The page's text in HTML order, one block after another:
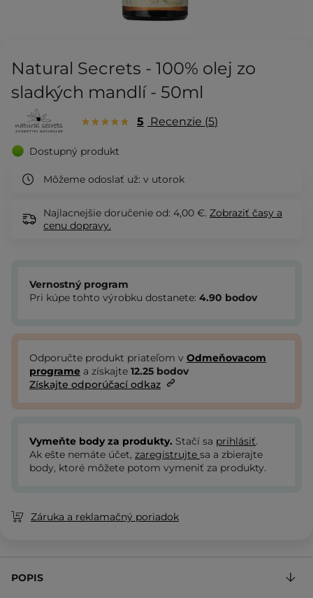
Natural Secrets - 100% olej zo
sladkých mandlí - 50ml
5 Recenzie 5
Dostupný produkt
Môžeme odoslať už: v utorok
Najlacnejšie doručenie od: 4,00 €. Zobraziť časy a
cenu dopravy.
Vernostný program
Pri kúpe tohto výrobku dostanete: 4.90 bodov
Odporučte produkt priateľom v Odmeňovacom
programe a získajte 12.25 bodov
Získajte odporúčací odkaz
Vymeňte body za produkty. Stačí sa prihlásiť.
Ak ešte nemáte účet, zaregistrujte sa a zbierajte
body, ktoré môžete potom vymeniť za produkty.
Záruka a reklamačný poriadok
POPIS